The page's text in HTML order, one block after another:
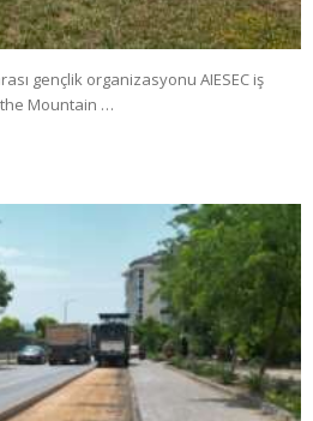
gençlik organizasyonu AIESEC iş
Mountain …